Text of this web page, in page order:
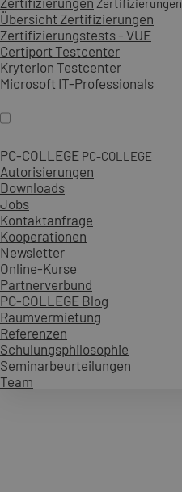
Zertifizierungen
Übersicht Zertifizierungen
Zertifizierungstests - VUE
Certiport Testcenter
Kryterion Testcenter
Microsoft IT-Professionals
PC-COLLEGE PC-COLLEGE
Autorisierungen
Downloads
Jobs
Kontaktanfrage
Kooperationen
Newsletter
Online-Kurse
Partnerverbund
PC-COLLEGE Blog
Raumvermietung
Referenzen
Schulungsphilosophie
Seminarbeurteilungen
Team